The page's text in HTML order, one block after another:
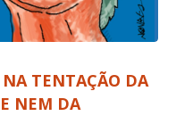
NA TENTAÇÃO DA
NEM DA